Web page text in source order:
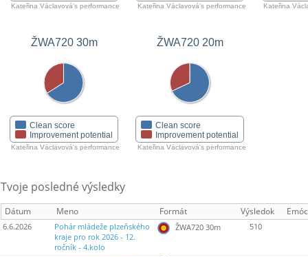
Kateřina Václavová's performance Kateřina Václavová's performance Kateřina
ŽWA720 30m
Clean score
Improvement potential
Kateřina Václavová's performance
ŽWA720 20m
Clean score
Improvement potential
Kateřina Václavová's performance
Tvoje posledné výsledky
Dátum Meno Formát Výsledok
6.6.2026
Pohár mládeže plzeňského
kraje pro rok 2026 - 12.
ročník - 4.kolo
ŽWA720 30m 510